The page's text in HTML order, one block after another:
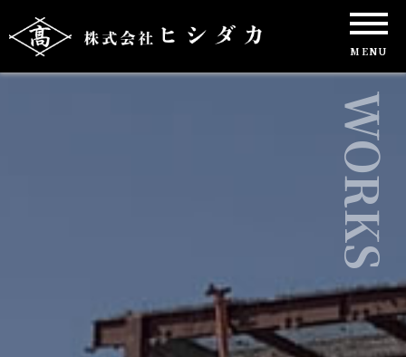
MENU
WORKS